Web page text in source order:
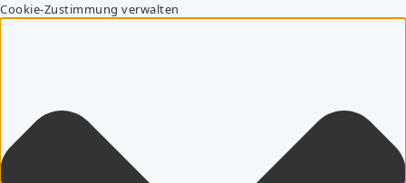
Cookie-Zustimmung verwalten